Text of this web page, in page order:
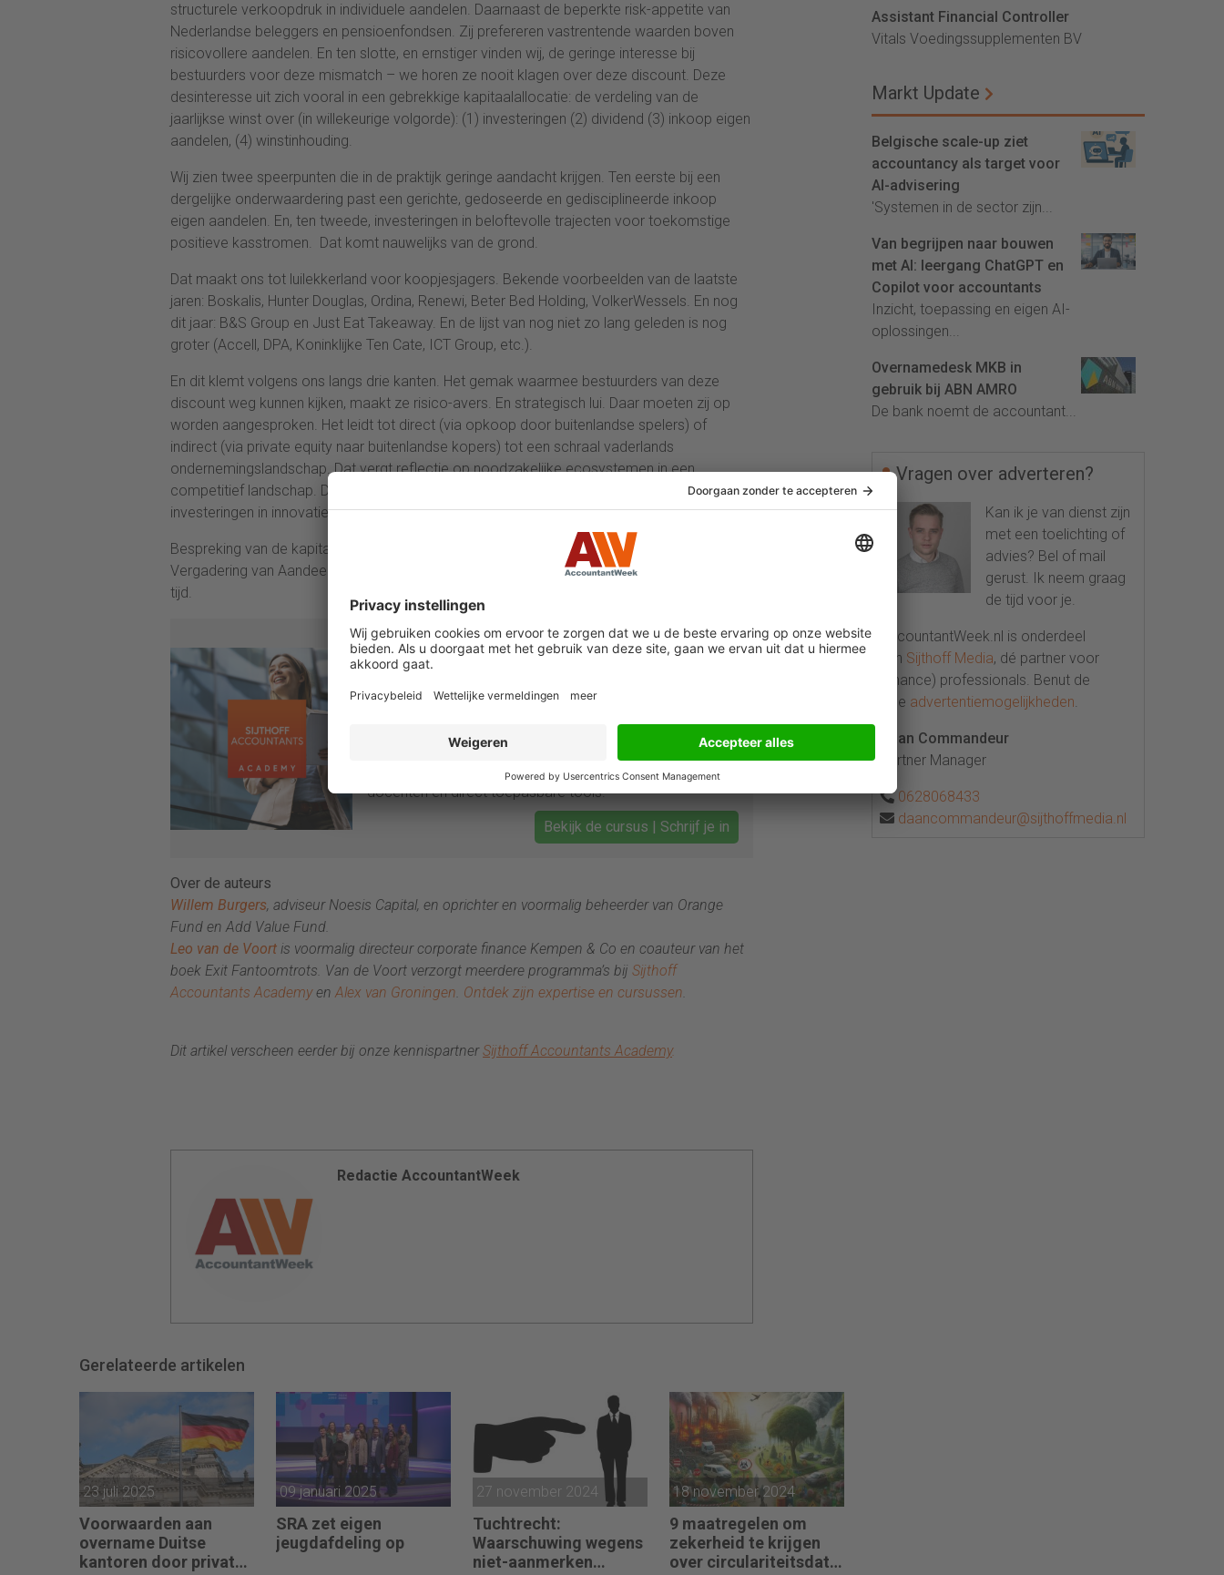
structurele verkoopdruk in individuele aandelen. Daarnaast de beperkte risk-appetite van
Nederlandse beleggers en pensioenfondsen. Zij prefereren vastrentende waarden boven
risicovollere aandelen. En ten slotte, en ernstiger vinden wij, de geringe interesse bij
bestuurders voor deze mismatch – we horen ze nooit klagen over deze discount. Deze
desinteresse uit zich vooral in een gebrekkige kapitaalallocatie: de verdeling van de
jaarlijkse winst over (in willekeurige volgorde): (1) investeringen (2) dividend (3) inkoop eigen
aandelen, (4) winstinhouding.
Wij zien twee speerpunten die in de praktijk geringe aandacht krijgen. Ten eerste bij een
dergelijke onderwaardering past een gerichte, gedoseerde en gedisciplineerde inkoop
eigen aandelen. En, ten tweede, investeringen in beloftevolle trajecten voor toekomstige
positieve kasstromen. Dat komt nauwelijks van de grond.
Dat maakt ons tot luilekkerland voor koopjesjagers. Bekende voorbeelden van de laatste
jaren: Boskalis, Hunter Douglas, Ordina, Renewi, Beter Bed Holding, VolkerWessels. En nog
dit jaar: B&S Group en Just Eat Takeaway. En de lijst van nog niet zo lang geleden is nog
groter (Accell, DPA, Koninklijke Ten Cate, ICT Group, etc.).
En dit klemt volgens ons langs drie kanten. Het gemak waarmee bestuurders van deze
discount weg kunnen kijken, maakt ze risico-avers. En strategisch lui. Daar moeten zij op
worden aangesproken. Het leidt tot direct (via opkoop door buitenlandse spelers) of
indirect (via private equity naar buitenlandse kopers) tot een schraal vaderlands
ondernemingslandschap. Dat vergt reflectie op noodzakelijke ecosystemen in een
competitief landschap. Doen we nog mee? Ten slotte zet het een rem op noodzakelijke
investeringen in innovatie. En dan eten we onze eigen toekomst op.
Bespreking van de kapitaalallocatie moet een punt hoog op de agenda van de Algemene
Vergadering van Aandeelhouders (AvA) zijn. Opdat het juiste gesprek wordt gevoerd. En op
tijd.
Meervoudige waardecreatie: Finance aan zet
bestuursagenda. Ontdek in één dag hoe je als bestuurder
of toezichthouder wat meervoudige waardecreatie écht
betekent, hoe finance dit waarmaakt en hoe de CFO
doorgroeit naar Chief Value Officer. Met drie ervaren
docenten en direct toepasbare tools.
Bekijk de cursus | Schrijf je in
Over de auteurs
Willem Burgers, adviseur Noesis Capital, en oprichter en voormalig beheerder van Orange
Fund en Add Value Fund.
Leo van de Voort is voormalig directeur corporate finance Kempen & Co en coauteur van het
boek Exit Fantoomtrots. Van de Voort verzorgt meerdere programma’s bij Sijthoff
Accountants AcademyenAlex van Groningen. Ontdek zijn expertise en cursussen.
Dit artikel verscheen eerder bij onze kennispartnerSijthoff Accountants Academy.
Redactie AccountantWeek
Gerelateerde artikelen
23 juli 2025
Voorwaarden aan
overname Duitse
kantoren door private
09 januari 2025
SRA zet eigen
jeugdafdeling op
27 november 2024
Tuchtrecht:
Waarschuwing wegens
niet-aanmerken
18 november 2024
9 maatregelen om
zekerheid te krijgen
over circulariteitsdata
Assistant Financial Controller
Vitals Voedingssupplementen BV
Markt Update
Belgische scale-up ziet
accountancy als target voor
AI-advisering
'Systemen in de sector zijn...
Van begrijpen naar bouwen
met AI: leergang ChatGPT en
Copilot voor accountants
Inzicht, toepassing en eigen AI-
oplossingen...
Overnamedesk MKB in
gebruik bij ABN AMRO
De bank noemt de accountant...
Vragen over adverteren?
Kan ik je van dienst zijn
met een toelichting of
advies? Bel of mail
gerust. Ik neem graag
de tijd voor je.
AccountantWeek.nl is onderdeel
van Sijthoff Media, dé partner voor
(finance) professionals. Benut de
vele advertentiemogelijkheden.
Daan Commandeur
Partner Manager
0628068433
daancommandeur@sijthoffmedia.nl